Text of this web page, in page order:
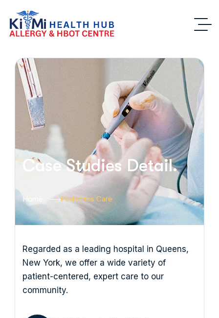
Case Studies Detail.
Home Pediatrics Care
Regarded as a leading hospital in Queens,
New York, we offer a wide variety of
patient-centered, expert care to our
community.